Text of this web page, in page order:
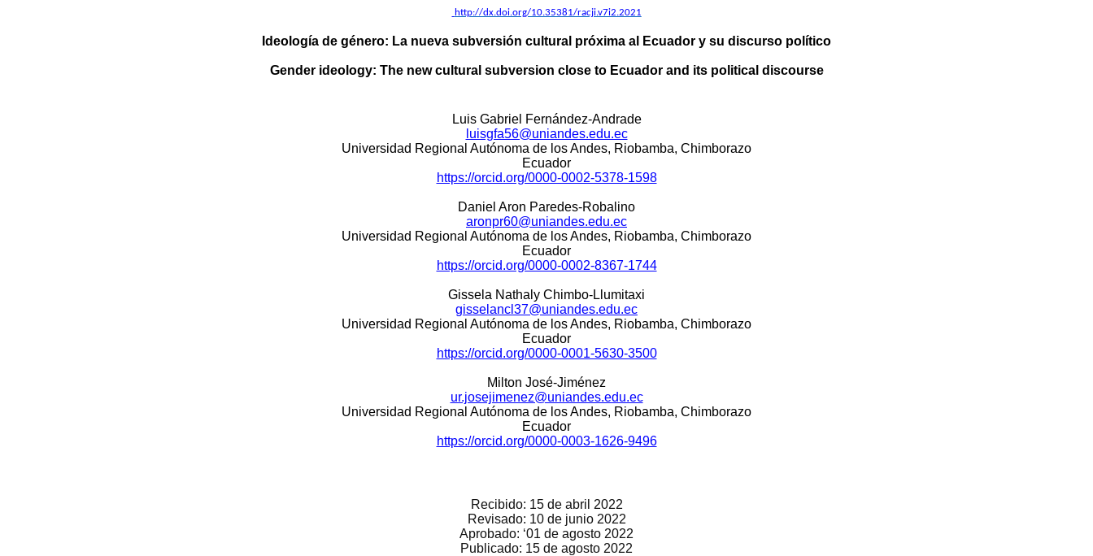
http://dx.doi.org/10.35381/racji.v7i2.2021
Ideología de género: La nueva subversión cultural próxima al Ecuador y su discurso político
Gender ideology: The new cultural subversion close to Ecuador and its political discourse
Luis Gabriel Fernández-Andrade
luisgfa56@uniandes.edu.ec
Universidad Regional Autónoma de los Andes, Riobamba, Chimborazo
Ecuador
https://orcid.org/0000-0002-5378-1598
Daniel Aron Paredes-Robalino
aronpr60@uniandes.edu.ec
Universidad Regional Autónoma de los Andes, Riobamba, Chimborazo
Ecuador
https://orcid.org/0000-0002-8367-1744
Gissela Nathaly Chimbo-Llumitaxi
gisselancl37@uniandes.edu.ec
Universidad Regional Autónoma de los Andes, Riobamba, Chimborazo
Ecuador
https://orcid.org/0000-0001-5630-3500
Milton José-Jiménez
ur.josejimenez@uniandes.edu.ec
Universidad Regional Autónoma de los Andes, Riobamba, Chimborazo
Ecuador
https://orcid.org/0000-0003-1626-9496
Recibido: 15 de abril 2022
Revisado: 10 de junio 2022
Aprobado: ‘01 de agosto 2022
Publicado: 15 de agosto 2022